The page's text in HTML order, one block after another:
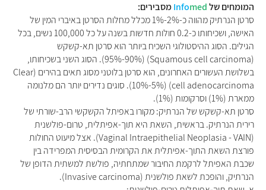
המומחים של Infomed
מסבירים:
סרטן הנרתיק מהווה כ-2%-1% מכלל מחלות הסרטן באיברי המין של
האישה, ושכיחותו כ-0.2 חולות חדשות בשנה על כל 100,000 נשים, בכל
הגילים. הסוג ההיסטולוגי השכיח ביותר הוא סרטן תא-קשקש
(Squamous cell carcinoma) (95%-90%). הסוג השני בשכיחותו,
בשלושת העשורים האחרונים, הוא סרטן בלוטני מסוג תאים בהירים (Clear
cell adenocarcinoma) (10%-5%). סוגים נדירים יותר הם מלנומה
ממארת (1%) וסרקומות (1%).
סרטן תא-קשקש של הנרתיק: מקורו באפיתל הקשקשי הרב-שורתי של
רירית הנרתיק. בראשית, השאת היא תוך-אפיתלית, טרום-פולשנית
(Vaginal Intraepithelial Neoplasia - VAIN). אצל מיעוט החולות
פורצת השאת התוך-אפיתלית את הקרומית הבסיסית המפרידה בין
שכבת האפיתל לרקמת החיבור שמתחתיה, פולשת למשתית הדופן של
הנרתיק, והופכת לשאת פולשנית (Invasive carcinoma).